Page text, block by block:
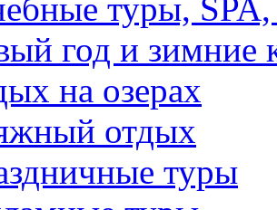
туры, SPA,
год и зимние
на озерах
отдых
туры